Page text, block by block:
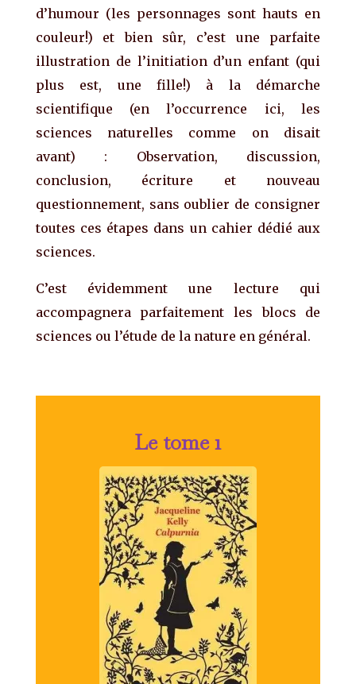
d’humour (les personnages sont hauts en
couleur!) et bien sûr, c’est une parfaite
illustration de l’initiation d’un enfant (qui
plus est, une fille!) à la démarche
scientifique (en l’occurrence ici, les
sciences naturelles comme on disait
avant) : Observation, discussion,
conclusion, écriture et nouveau
questionnement, sans oublier de consigner
toutes ces étapes dans un cahier dédié aux
sciences.
C’est évidemment une lecture qui
accompagnera parfaitement les blocs de
sciences ou l’étude de la nature en général.
Le tome 1